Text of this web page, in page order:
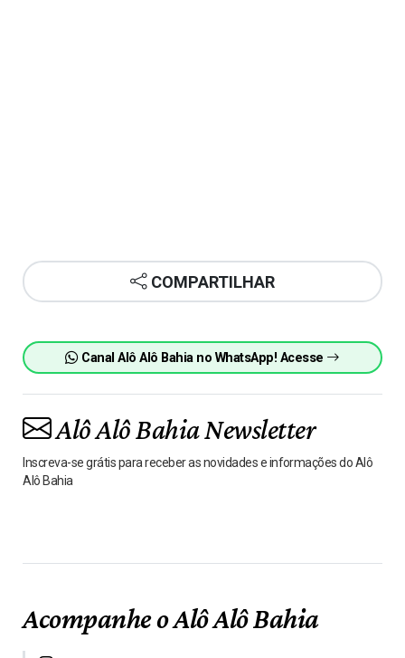
COMPARTILHAR
Canal Alô Alô Bahia no WhatsApp! Acesse
Alô Alô Bahia Newsletter
Inscreva-se grátis para receber as novidades e informações do Alô
Alô Bahia
Acompanhe o Alô Alô Bahia